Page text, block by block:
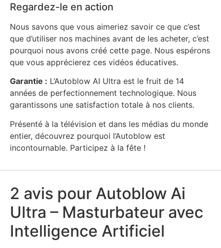
Regardez-le en action
Nous savons que vous aimeriez savoir ce que c’est
que d’utiliser nos machines avant de les acheter, c’est
pourquoi nous avons créé cette page. Nous espérons
que vous apprécierez ces vidéos éducatives.
Garantie : L’Autoblow AI Ultra est le fruit de 14
années de perfectionnement technologique. Nous
garantissons une satisfaction totale à nos clients.
Présenté à la télévision et dans les médias du monde
entier, découvrez pourquoi l’Autoblow est
incontournable. Participez à la fête !
2 avis pour Autoblow Ai
Ultra – Masturbateur avec
Intelligence Artificiel